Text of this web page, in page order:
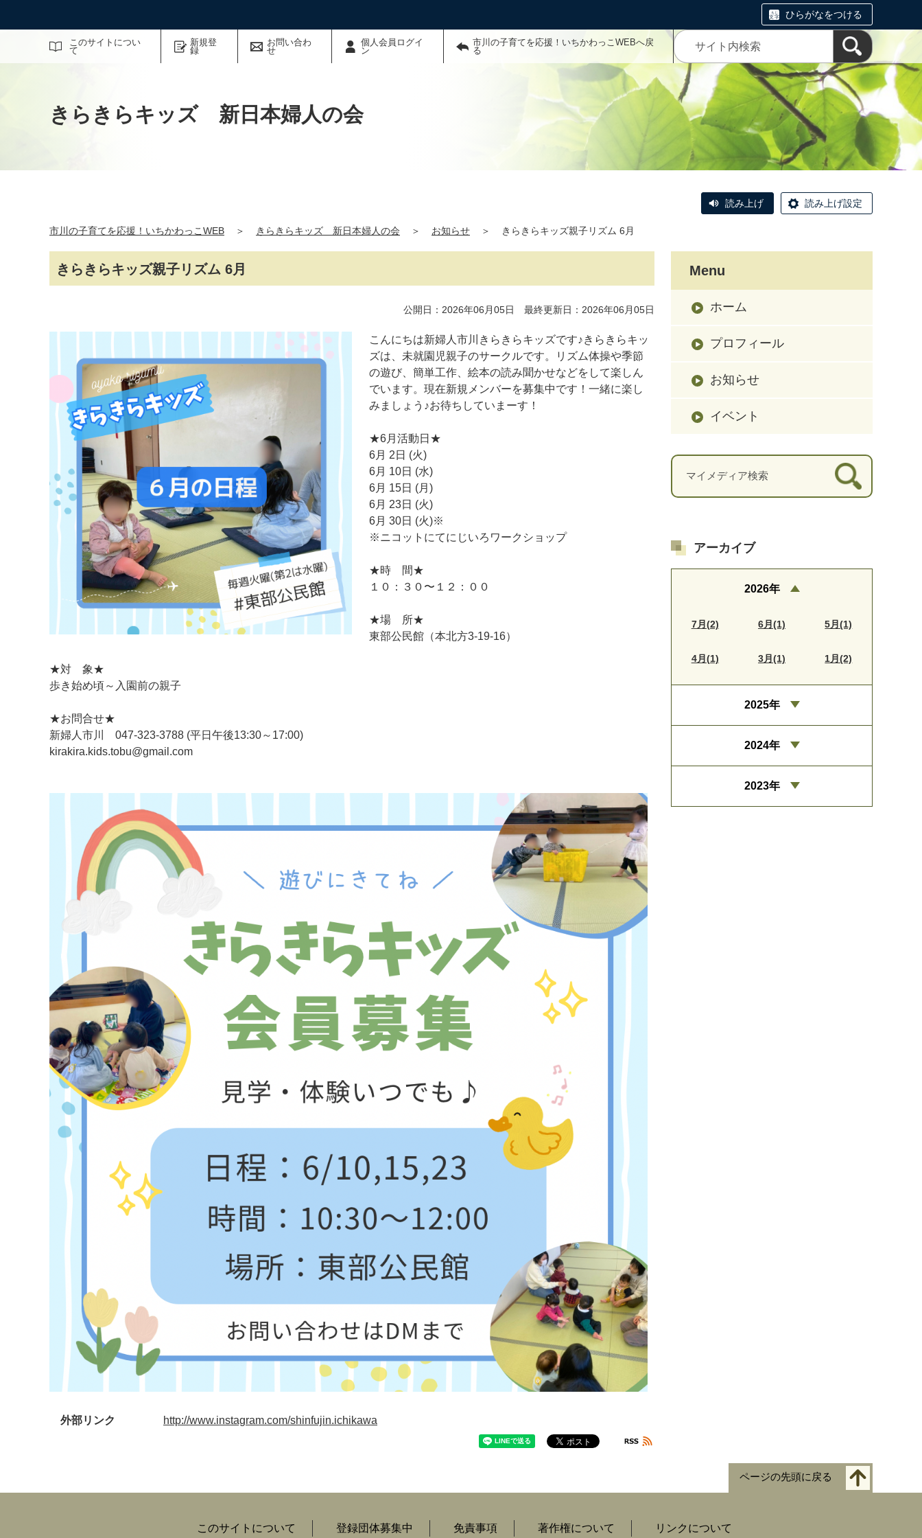
ひらがなをつける
このサイトについ
て
新規登
録
お問い合わ
せ
個人会員ログイ
ン
市川の子育てを応援！いちかわっこWEBへ戻
る
サイト内検索
きらきらキッズ 新日本婦人の会
読み上げ 読み上げ設定
市川の子育てを応援！いちかわっこWEB ＞ きらきらキッズ 新日本婦人の会 ＞ お知らせ ＞ きらきらキッズ親子リズム 6月
きらきらキッズ親子リズム 6月
公開日：2026年06月05日 最終更新日：2026年06月05日
こんにちは新婦人市川きらきらキッズです♪きらきらキッ
ズは、未就園児親子のサークルです。リズム体操や季節
の遊び、簡単工作、絵本の読み聞かせなどをして楽しん
でいます。現在新規メンバーを募集中です！一緒に楽し
みましょう♪お待ちしていまーす！
★6月活動日★
6月 2日 (火)
6月 10日 (水)
6月 15日 (月)
6月 23日 (火)
6月 30日 (火)※
※ニコットにてにじいろワークショップ
★時 間★
１０：３０〜１２：００
★場 所★
東部公民館（本北方3-19-16）
★対 象★
歩き始め頃～入園前の親子
★お問合せ★
新婦人市川 047-323-3788 (平日午後13:30～17:00)
kirakira.kids.tobu@gmail.com
外部リンク http://www.instagram.com/shinfujin.ichikawa
Menu
ホーム
プロフィール
お知らせ
イベント
マイメディア検索
アーカイブ
2026年
7月(2) 6月(1) 5月(1)
4月(1) 3月(1) 1月(2)
2025年
2024年
2023年
ページの先頭に戻る
このサイトについて 登録団体募集中 免責事項 著作権について リンクについて